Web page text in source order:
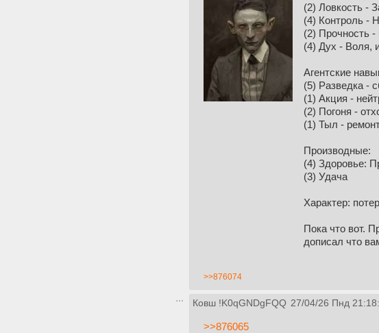
(2) Ловкость -
(4) Контроль -
(2) Прочность
(4) Дух - Воля,
Агентские
(5) Разведка -
(1) Акция -
(2) Погоня -
(1) Тыл -
Производные:
(4) Здоровье:
(3) Удача
Характер:
Пока что вот.
дописал что
>>876074
Ковш !K0qGNDgFQQ 27/04/26 Пнд
>>876065